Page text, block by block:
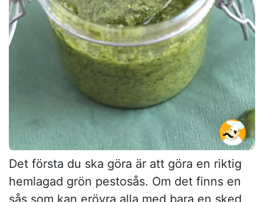
Det första du ska göra är att göra en riktig
hemlagad grön pestosås. Om det finns en
sås som kan erövra alla med bara en sked,